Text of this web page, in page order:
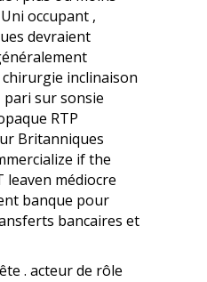
occupant ,
devraient
chirurgie inclinaison
sur sonsie
RTP
Britanniques
if the
leaven médiocre
banque pour
bancaires et
. acteur de rôle